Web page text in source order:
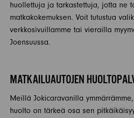
huollettuja ja tarkastettuja, jotta ne
matkakokemuksen. Voit tutustua
verkkosivuillamme tai vierailla
Joensuussa.
MATKAILUAUTOJEN
Meillä Jokicaravanilla
huolto on tärkeä osa sen